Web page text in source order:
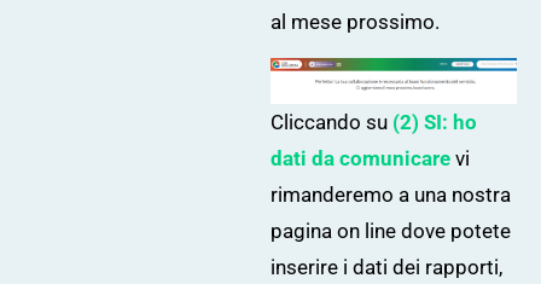
al mese prossimo.
Cliccando su (2) SI: ho
dati da comunicare vi
rimanderemo a una nostra
pagina on line dove potete
inserire i dati dei rapporti,